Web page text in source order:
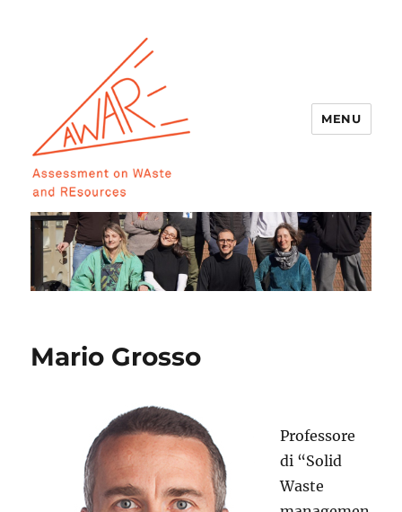
AWARE
MENU
Mario Grosso
Professore
di “Solid
Waste